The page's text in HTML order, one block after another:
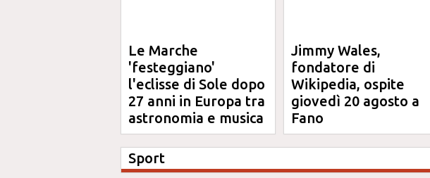
Le Marche
'festeggiano'
l'eclisse di Sole dopo
27 anni in Europa tra
astronomia e musica
Jimmy Wales,
fondatore di
Wikipedia, ospite
giovedì 20 agosto a
Fano
Sport